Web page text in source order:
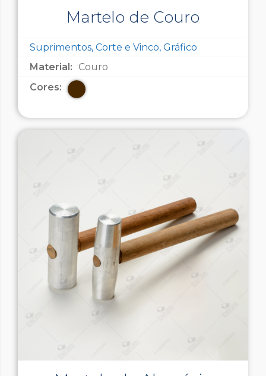
Martelo de Couro
Suprimentos, Corte e Vinco, Gráfico
Material:
Couro
Cores: